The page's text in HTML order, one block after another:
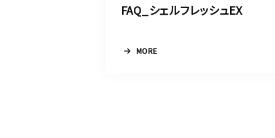
FAQ_シェルフレッシュEX
MORE